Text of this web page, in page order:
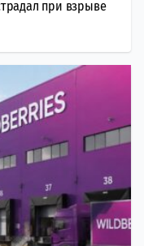
при взрыве